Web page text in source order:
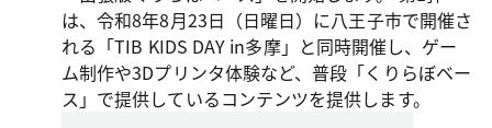
は、令和8年8月23日（日曜日）に八王子市で開催さ
れる「TIB KIDS DAY in多摩」と同時開催し、ゲー
ム制作や3Dプリンタ体験など、普段「くりらぼベー
ス」で提供しているコンテンツを提供します。